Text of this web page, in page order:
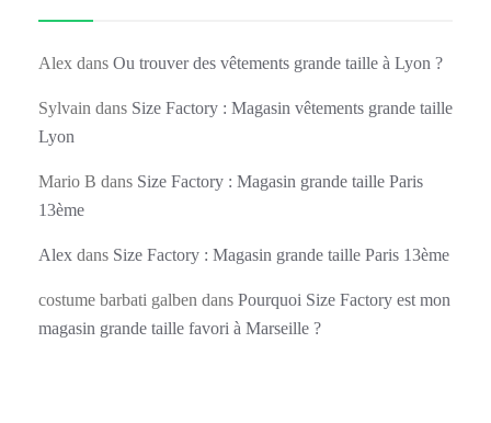
Alex dans Ou trouver des vêtements grande taille à Lyon ?
Sylvain dans Size Factory : Magasin vêtements grande taille
Lyon
Mario B dans Size Factory : Magasin grande taille Paris
13ème
Alex dans Size Factory : Magasin grande taille Paris 13ème
costume barbati galben dans Pourquoi Size Factory est mon
magasin grande taille favori à Marseille ?